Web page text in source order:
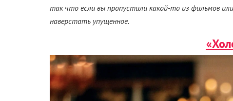
так что если вы пропустили какой-то из фильмов
наверстать упущенное.